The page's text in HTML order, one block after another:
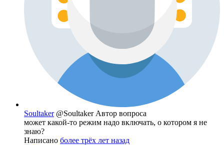
Soultaker @Soultaker Автор вопроса
может какой-то режим надо включать, о котором я не
знаю?
Написано более трёх лет назад